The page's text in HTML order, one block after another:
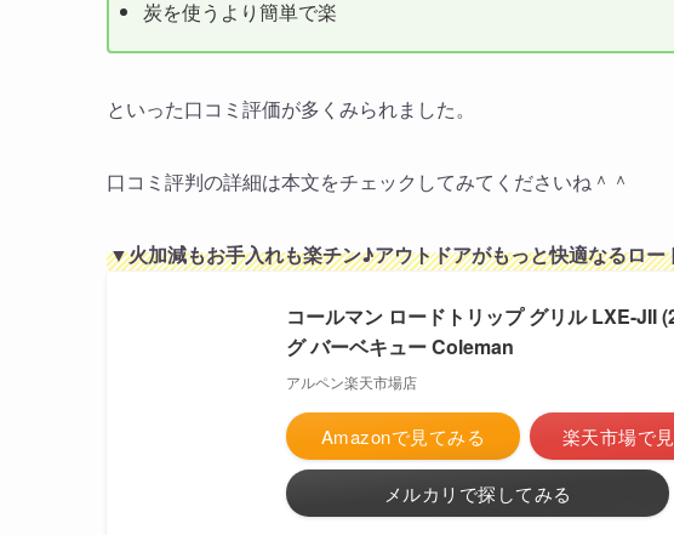
炭を使うより簡単で楽
といった口コミ評価が多くみられました。
口コミ評判の詳細は本文をチェックしてみてくださいね＾＾
▼火加減もお手入れも楽チン♪アウトドアがもっと快適なるロー
コールマン ロードトリップ グリル LXE-JII
グ バーベキュー Coleman
アルペン楽天市場店
Amazonで見てみる 楽天市場で
メルカリで探してみる